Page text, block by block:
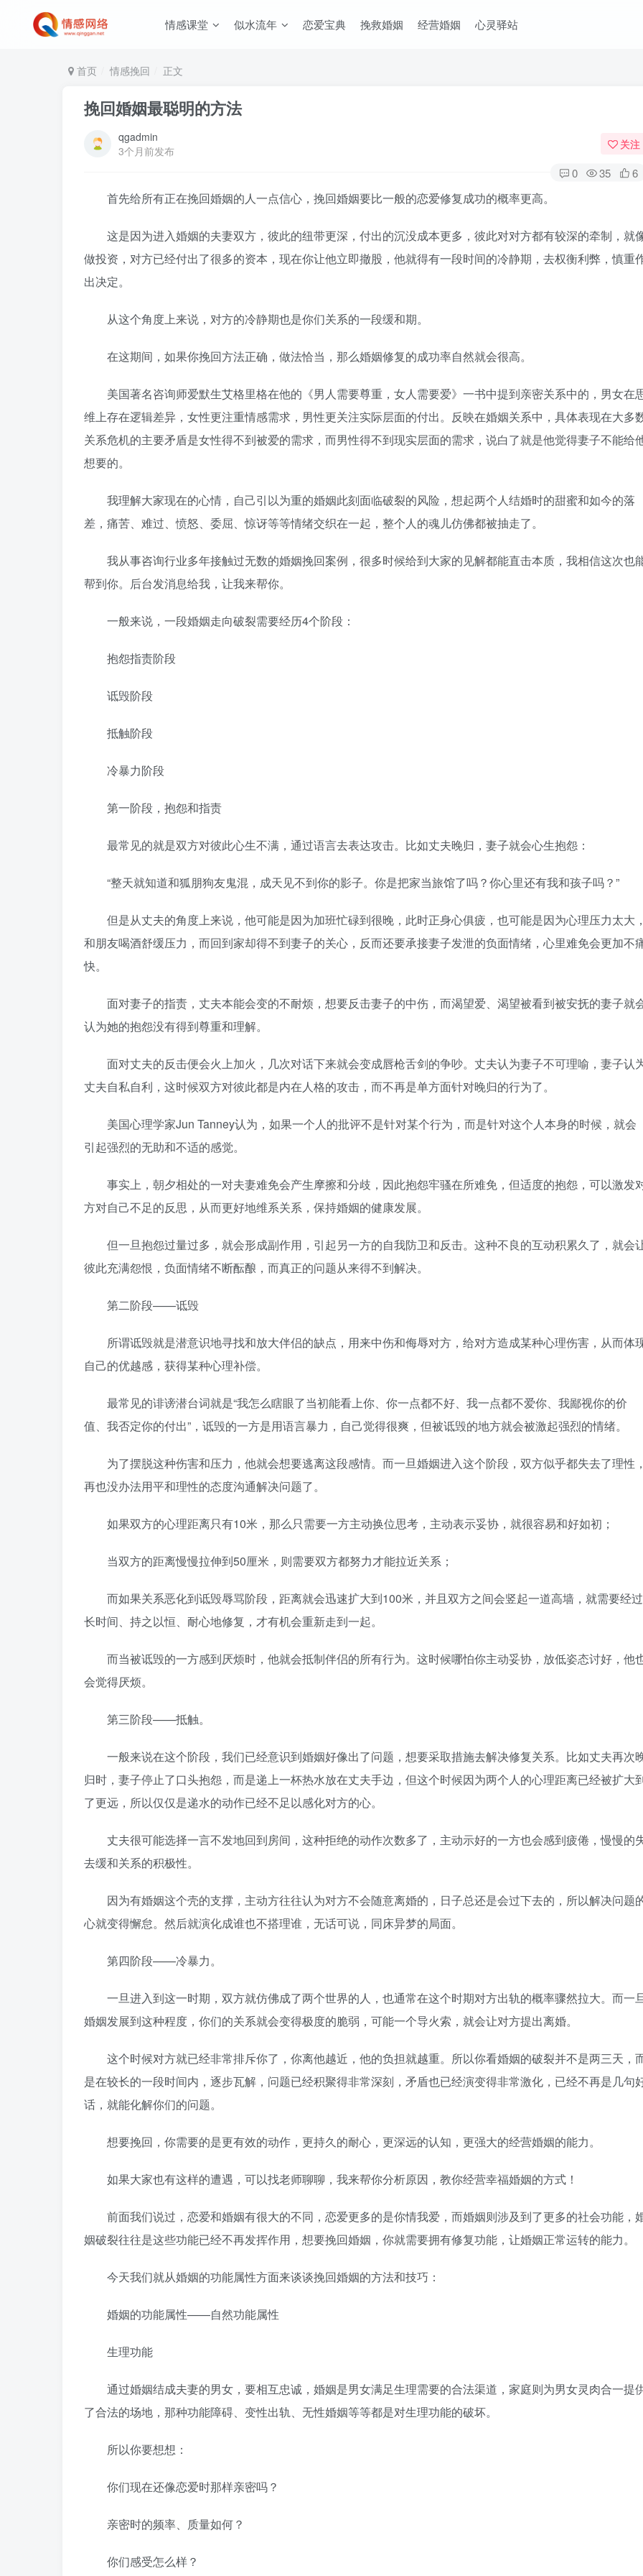
情感课堂 似水流年 恋爱宝典 挽救婚姻 经营婚姻 心灵驿站
首页 情感挽回 正文
挽回婚姻最聪明的方法
qgadmin
3个月前发布
关注
0 35 6
首先给所有正在挽回婚姻的人一点信心，挽回婚姻要比一般的恋爱修复成功的概率更高。
这是因为进入婚姻的夫妻双方，彼此的纽带更深，付出的沉没成本更多，彼此对对方都有较深的牵制，就
做投资，对方已经付出了很多的资本，现在你让他立即撤股，他就得有一段时间的冷静期，去权衡利弊，慎重
出决定。
从这个角度上来说，对方的冷静期也是你们关系的一段缓和期。
在这期间，如果你挽回方法正确，做法恰当，那么婚姻修复的成功率自然就会很高。
美国著名咨询师爱默生艾格里格在他的《男人需要尊重，女人需要爱》一书中提到亲密关系中的，男女在
维上存在逻辑差异，女性更注重情感需求，男性更关注实际层面的付出。反映在婚姻关系中，具体表现在大多
关系危机的主要矛盾是女性得不到被爱的需求，而男性得不到现实层面的需求，说白了就是他觉得妻子不能给
想要的。
我理解大家现在的心情，自己引以为重的婚姻此刻面临破裂的风险，想起两个人结婚时的甜蜜和如今的落
差，痛苦、难过、愤怒、委屈、惊讶等等情绪交织在一起，整个人的魂儿仿佛都被抽走了。
我从事咨询行业多年接触过无数的婚姻挽回案例，很多时候给到大家的见解都能直击本质，我相信这次也
帮到你。后台发消息给我，让我来帮你。
一般来说，一段婚姻走向破裂需要经历4个阶段：
抱怨指责阶段
诋毁阶段
抵触阶段
冷暴力阶段
第一阶段，抱怨和指责
最常见的就是双方对彼此心生不满，通过语言去表达攻击。比如丈夫晚归，妻子就会心生抱怨：
“整天就知道和狐朋狗友鬼混，成天见不到你的影子。你是把家当旅馆了吗？你心里还有我和孩子吗？”
但是从丈夫的角度上来说，他可能是因为加班忙碌到很晚，此时正身心俱疲，也可能是因为心理压力太大
和朋友喝酒舒缓压力，而回到家却得不到妻子的关心，反而还要承接妻子发泄的负面情绪，心里难免会更加不
快。
面对妻子的指责，丈夫本能会变的不耐烦，想要反击妻子的中伤，而渴望爱、渴望被看到被安抚的妻子就
认为她的抱怨没有得到尊重和理解。
面对丈夫的反击便会火上加火，几次对话下来就会变成唇枪舌剑的争吵。丈夫认为妻子不可理喻，妻子认
丈夫自私自利，这时候双方对彼此都是内在人格的攻击，而不再是单方面针对晚归的行为了。
美国心理学家Jun Tanney认为，如果一个人的批评不是针对某个行为，而是针对这个人本身的时候，就会
引起强烈的无助和不适的感觉。
事实上，朝夕相处的一对夫妻难免会产生摩擦和分歧，因此抱怨牢骚在所难免，但适度的抱怨，可以激发
方对自己不足的反思，从而更好地维系关系，保持婚姻的健康发展。
但一旦抱怨过量过多，就会形成副作用，引起另一方的自我防卫和反击。这种不良的互动积累久了，就会
彼此充满怨恨，负面情绪不断酝酿，而真正的问题从来得不到解决。
第二阶段——诋毁
所谓诋毁就是潜意识地寻找和放大伴侣的缺点，用来中伤和侮辱对方，给对方造成某种心理伤害，从而体
自己的优越感，获得某种心理补偿。
最常见的诽谤潜台词就是“我怎么瞎眼了当初能看上你、你一点都不好、我一点都不爱你、我鄙视你的价
值、我否定你的付出”，诋毁的一方是用语言暴力，自己觉得很爽，但被诋毁的地方就会被激起强烈的情绪。
为了摆脱这种伤害和压力，他就会想要逃离这段感情。而一旦婚姻进入这个阶段，双方似乎都失去了理性
再也没办法用平和理性的态度沟通解决问题了。
如果双方的心理距离只有10米，那么只需要一方主动换位思考，主动表示妥协，就很容易和好如初；
当双方的距离慢慢拉伸到50厘米，则需要双方都努力才能拉近关系；
而如果关系恶化到诋毁辱骂阶段，距离就会迅速扩大到100米，并且双方之间会竖起一道高墙，就需要经过
长时间、持之以恒、耐心地修复，才有机会重新走到一起。
而当被诋毁的一方感到厌烦时，他就会抵制伴侣的所有行为。这时候哪怕你主动妥协，放低姿态讨好，他
会觉得厌烦。
第三阶段——抵触。
一般来说在这个阶段，我们已经意识到婚姻好像出了问题，想要采取措施去解决修复关系。比如丈夫再次
归时，妻子停止了口头抱怨，而是递上一杯热水放在丈夫手边，但这个时候因为两个人的心理距离已经被扩大
了更远，所以仅仅是递水的动作已经不足以感化对方的心。
丈夫很可能选择一言不发地回到房间，这种拒绝的动作次数多了，主动示好的一方也会感到疲倦，慢慢的
去缓和关系的积极性。
因为有婚姻这个壳的支撑，主动方往往认为对方不会随意离婚的，日子总还是会过下去的，所以解决问题
心就变得懈怠。然后就演化成谁也不搭理谁，无话可说，同床异梦的局面。
第四阶段——冷暴力。
一旦进入到这一时期，双方就仿佛成了两个世界的人，也通常在这个时期对方出轨的概率骤然拉大。而一
婚姻发展到这种程度，你们的关系就会变得极度的脆弱，可能一个导火索，就会让对方提出离婚。
这个时候对方就已经非常排斥你了，你离他越近，他的负担就越重。所以你看婚姻的破裂并不是两三天，
是在较长的一段时间内，逐步瓦解，问题已经积聚得非常深刻，矛盾也已经演变得非常激化，已经不再是几句
话，就能化解你们的问题。
想要挽回，你需要的是更有效的动作，更持久的耐心，更深远的认知，更强大的经营婚姻的能力。
如果大家也有这样的遭遇，可以找老师聊聊，我来帮你分析原因，教你经营幸福婚姻的方式！
前面我们说过，恋爱和婚姻有很大的不同，恋爱更多的是你情我爱，而婚姻则涉及到了更多的社会功能，
姻破裂往往是这些功能已经不再发挥作用，想要挽回婚姻，你就需要拥有修复功能，让婚姻正常运转的能力。
今天我们就从婚姻的功能属性方面来谈谈挽回婚姻的方法和技巧：
婚姻的功能属性——自然功能属性
生理功能
通过婚姻结成夫妻的男女，要相互忠诚，婚姻是男女满足生理需要的合法渠道，家庭则为男女灵肉合一提
了合法的场地，那种功能障碍、变性出轨、无性婚姻等等都是对生理功能的破坏。
所以你要想想：
你们现在还像恋爱时那样亲密吗？
亲密时的频率、质量如何？
你们感受怎么样？